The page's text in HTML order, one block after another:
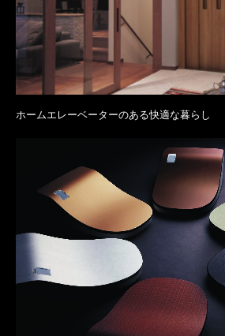
ホームエレーベーターのある快適な暮らし